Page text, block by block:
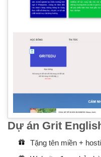
Dự án Grit
Tặng tên miền +